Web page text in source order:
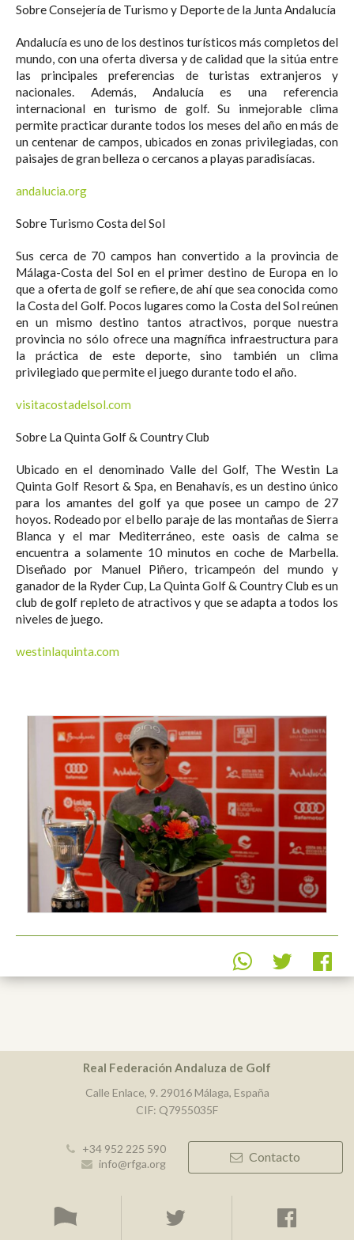
Sobre Consejería de Turismo y Deporte de la Junta Andalucía
Andalucía es uno de los destinos turísticos más completos del
mundo, con una oferta diversa y de calidad que la sitúa entre
las principales preferencias de turistas extranjeros y
nacionales. Además, Andalucía es una referencia
internacional en turismo de golf. Su inmejorable clima
permite practicar durante todos los meses del año en más de
un centenar de campos, ubicados en zonas privilegiadas, con
paisajes de gran belleza o cercanos a playas paradisíacas.
andalucia.org
Sobre Turismo Costa del Sol
Sus cerca de 70 campos han convertido a la provincia de
Málaga-Costa del Sol en el primer destino de Europa en lo
que a oferta de golf se refiere, de ahí que sea conocida como
la Costa del Golf. Pocos lugares como la Costa del Sol reúnen
en un mismo destino tantos atractivos, porque nuestra
provincia no sólo ofrece una magnífica infraestructura para
la práctica de este deporte, sino también un clima
privilegiado que permite el juego durante todo el año.
visitacostadelsol.com
Sobre La Quinta Golf & Country Club
Ubicado en el denominado Valle del Golf, The Westin La
Quinta Golf Resort & Spa, en Benahavís, es un destino único
para los amantes del golf ya que posee un campo de 27
hoyos. Rodeado por el bello paraje de las montañas de Sierra
Blanca y el mar Mediterráneo, este oasis de calma se
encuentra a solamente 10 minutos en coche de Marbella.
Diseñado por Manuel Piñero, tricampeón del mundo y
ganador de la Ryder Cup, La Quinta Golf & Country Club es un
club de golf repleto de atractivos y que se adapta a todos los
niveles de juego.
westinlaquinta.com
Real Federación Andaluza de Golf
Calle Enlace, 9. 29016 Málaga, España
CIF: Q7955035F
+34 952 225 590
info@rfga.org
Contacto